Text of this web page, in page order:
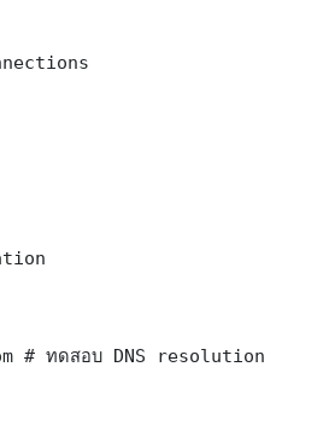
# ทดสอบ DNS resolution